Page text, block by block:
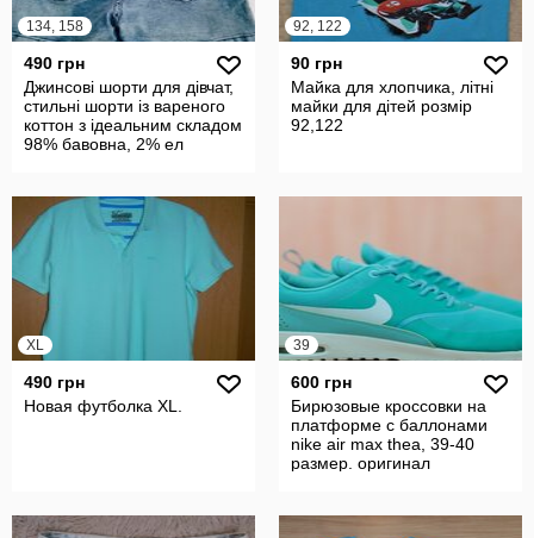
134, 158
490 грн
Джинсові шорти для дівчат,
стильні шорти із вареного
коттон з ідеальним складом
98% бавовна, 2% ел
92, 122
90 грн
Майка для хлопчика, літні
майки для дітей розмір
92,122
XL
490 грн
Новая футболка XL.
39
600 грн
Бирюзовые кроссовки на
платформе с баллонами
nike air max thea, 39-40
размер. оригинал